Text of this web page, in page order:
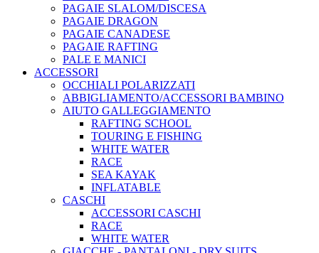
PAGAIE SLALOM/DISCESA
PAGAIE DRAGON
PAGAIE CANADESE
PAGAIE RAFTING
PALE E MANICI
ACCESSORI
OCCHIALI POLARIZZATI
ABBIGLIAMENTO/ACCESSORI BAMBINO
AIUTO GALLEGGIAMENTO
RAFTING SCHOOL
TOURING E FISHING
WHITE WATER
RACE
SEA KAYAK
INFLATABLE
CASCHI
ACCESSORI CASCHI
RACE
WHITE WATER